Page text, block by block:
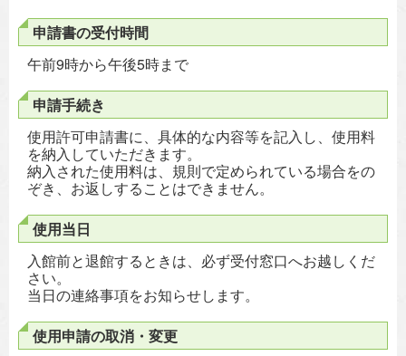
申請書の受付時間
午前9時から午後5時まで
申請手続き
使用許可申請書に、具体的な内容等を記入し、使用料
を納入していただきます。
納入された使用料は、規則で定められている場合をの
ぞき、お返しすることはできません。
使用当日
入館前と退館するときは、必ず受付窓口へお越しくだ
さい。
当日の連絡事項をお知らせします。
使用申請の取消・変更